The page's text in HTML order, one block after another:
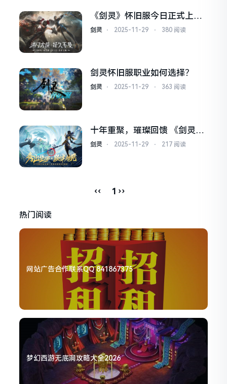
《剑灵》怀旧服今日正式上线
郑秀妍再唱主题曲
剑灵 ⋅ 2025-11-29 ⋅ 380 阅读
剑灵怀旧服职业如何选择？
剑灵 ⋅ 2025-11-29 ⋅ 363 阅读
十年重聚，璀璨回馈 《剑灵》
巅峰服今日上线
剑灵 ⋅ 2025-11-29 ⋅ 217 阅读
‹‹ 1 ››
热门阅读
网站广告合作联系QQ 841867375
梦幻西游无底洞攻略大全2026